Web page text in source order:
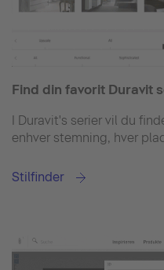
Find din favorit Duravit
I Duravit's serier vil du
enhver stemning, hver
Stilfinder